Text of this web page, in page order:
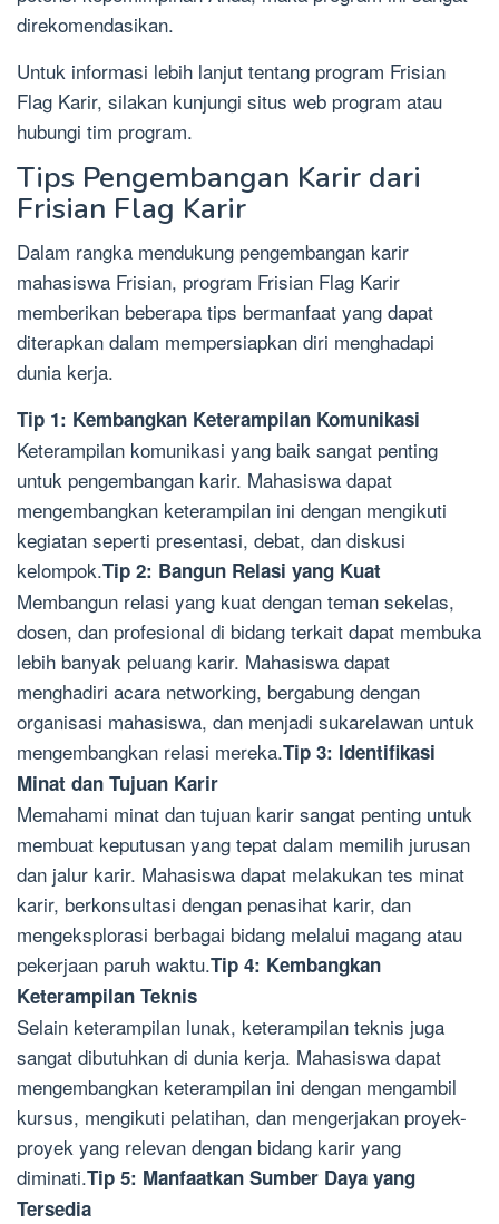
direkomendasikan.
Untuk informasi lebih lanjut tentang program Frisian
Flag Karir, silakan kunjungi situs web program atau
hubungi tim program.
Tips Pengembangan Karir dari
Frisian Flag Karir
Dalam rangka mendukung pengembangan karir
mahasiswa Frisian, program Frisian Flag Karir
memberikan beberapa tips bermanfaat yang dapat
diterapkan dalam mempersiapkan diri menghadapi
dunia kerja.
Tip 1: Kembangkan Keterampilan Komunikasi
Keterampilan komunikasi yang baik sangat penting
untuk pengembangan karir. Mahasiswa dapat
mengembangkan keterampilan ini dengan mengikuti
kegiatan seperti presentasi, debat, dan diskusi
kelompok.Tip 2: Bangun Relasi yang Kuat
Membangun relasi yang kuat dengan teman sekelas,
dosen, dan profesional di bidang terkait dapat membuka
lebih banyak peluang karir. Mahasiswa dapat
menghadiri acara networking, bergabung dengan
organisasi mahasiswa, dan menjadi sukarelawan untuk
mengembangkan relasi mereka.Tip 3: Identifikasi
Minat dan Tujuan Karir
Memahami minat dan tujuan karir sangat penting untuk
membuat keputusan yang tepat dalam memilih jurusan
dan jalur karir. Mahasiswa dapat melakukan tes minat
karir, berkonsultasi dengan penasihat karir, dan
mengeksplorasi berbagai bidang melalui magang atau
pekerjaan paruh waktu.Tip 4: Kembangkan
Keterampilan Teknis
Selain keterampilan lunak, keterampilan teknis juga
sangat dibutuhkan di dunia kerja. Mahasiswa dapat
mengembangkan keterampilan ini dengan mengambil
kursus, mengikuti pelatihan, dan mengerjakan proyek-
proyek yang relevan dengan bidang karir yang
diminati.Tip 5: Manfaatkan Sumber Daya yang
Tersedia